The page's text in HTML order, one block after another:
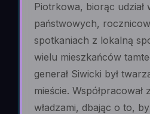
Piotrkowa, biorąc udział
państwowych,
spotkaniach z lokalną
wielu mieszkańców
generał Siwicki był
mieście. Współpracował
władzami, dbając o to,